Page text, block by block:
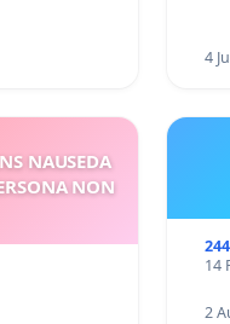
4
NAUSEDA
NON
14
2